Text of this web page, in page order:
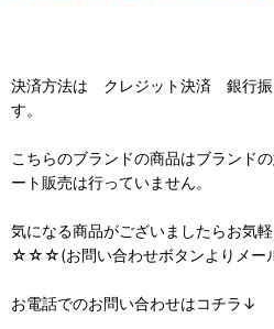
決済方法は クレジット決済 銀行振
す。
こちらのブランドの商品はブランド
ート販売は行っていません。
気になる商品がございましたらお気
☆☆☆(お問い合わせボタンよりメー
お電話でのお問い合わせはコチラ↓